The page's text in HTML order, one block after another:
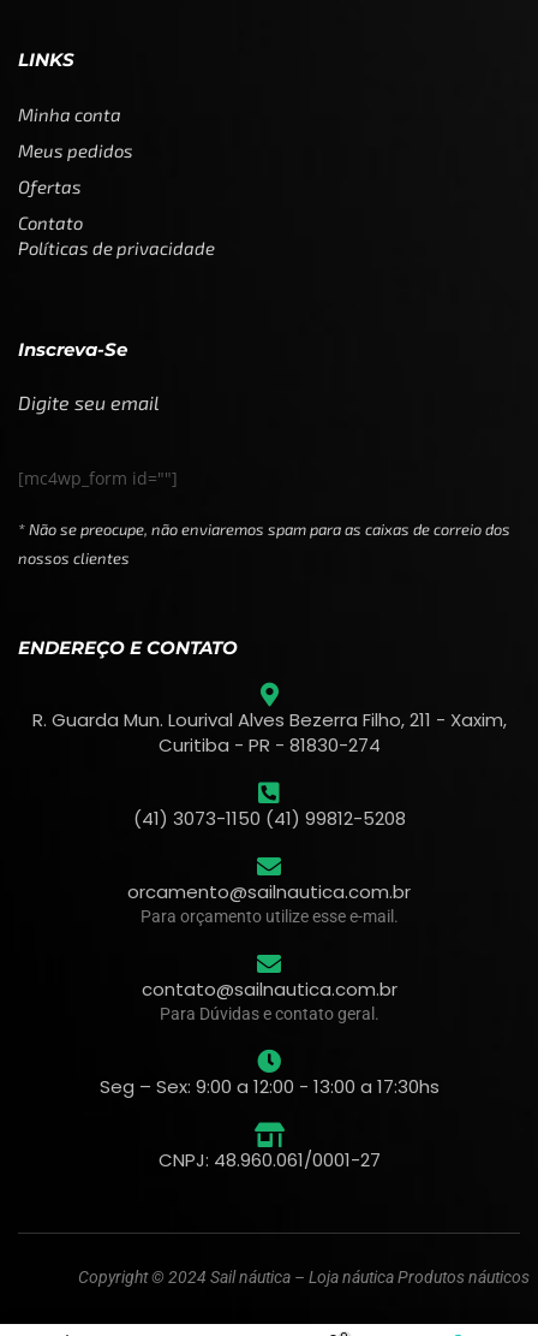
LINKS
Minha conta
Meus pedidos
Ofertas
Contato
Políticas de privacidade
Inscreva-Se
Digite seu email
[mc4wp_form id=""]
* Não se preocupe, não enviaremos spam para as caixas de correio dos
nossos clientes
ENDEREÇO E CONTATO
R. Guarda Mun. Lourival Alves Bezerra Filho, 211 - Xaxim,
Curitiba - PR - 81830-274
(41) 3073-1150 (41) 99812-5208
orcamento@sailnautica.com.br
Para orçamento utilize esse e-mail.
contato@sailnautica.com.br
Para Dúvidas e contato geral.
Seg – Sex: 9:00 a 12:00 - 13:00 a 17:30hs
CNPJ: 48.960.061/0001-27
Copyright © 2024 Sail náutica – Loja náutica Produtos náuticos